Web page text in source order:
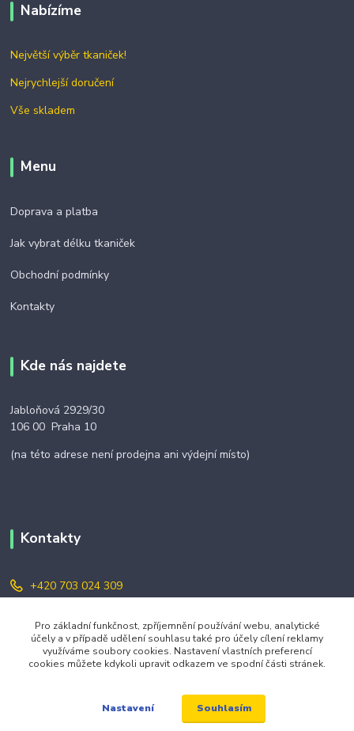
Nabízíme
Největší výběr tkaniček!
Nejrychlejší doručení
Vše skladem
Menu
Doprava a platba
Jak vybrat délku tkaniček
Obchodní podmínky
Kontakty
Kde nás najdete
Jabloňová 2929/30
106 00 Praha 10
(na této adrese není prodejna ani výdejní místo)
Kontakty
+420 703 024 309
objednavky@zavazuj.cz
Pro základní funkčnost, zpříjemnění používání webu, analytické
účely a v případě udělení souhlasu také pro účely cílení reklamy
využíváme soubory cookies. Nastavení vlastních preferencí
cookies můžete kdykoli upravit odkazem ve spodní části stránek.
Nastavení Souhlasím